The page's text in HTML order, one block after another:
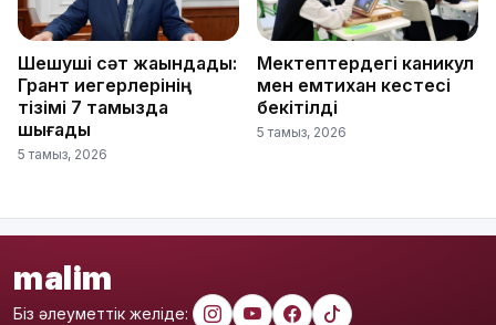
Шешуші сәт жақындады:
Грант иегерлерінің
тізімі 7 тамызда
шығады
5 тамыз, 2026
Мектептердегі каникул
мен емтихан кестесі
бекітілді
5 тамыз, 2026
malim
Біз әлеуметтік желіде: